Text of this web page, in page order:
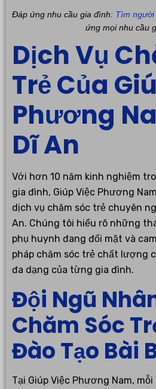
Đáp ứng nhu cầu gia đình: Tìm người
ứng mọi nhu cầu
Dịch Vụ
Trẻ Của
Phương
Dĩ An
Với hơn 10 năm kinh nghiệm
gia đình, Giúp Việc Phương
dịch vụ chăm sóc trẻ chuyên
An. Chúng tôi hiểu rõ những
phụ huynh đang đối mặt và
pháp chăm sóc trẻ chất lượng
đa dạng của từng gia đình.
Đội Ngũ
Chăm Sóc
Đào Tạo Bài
Tại Giúp Việc Phương Nam,